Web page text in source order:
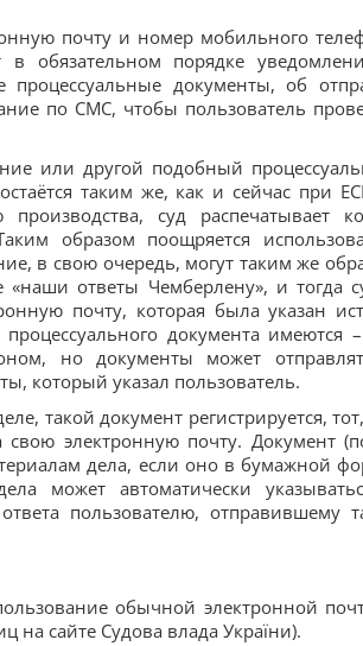
почту и номер мобильного
обязательном порядке
документы, об
по СМС, чтобы пользователь
или другой подобный
таким же, как и сейчас при
суд распечатывает
образом поощряется
в свою очередь, могут таким же
ответы Чемберлену», и тогда
почту, которая была указан
документа имеются
но документы может
который указал пользователь.
такой документ регистрируется,
электронную почту. Документ
дела, если оно в бумажной
может автоматически
пользователю, отправившему
обычной электронной
на сайте Судова влада України).